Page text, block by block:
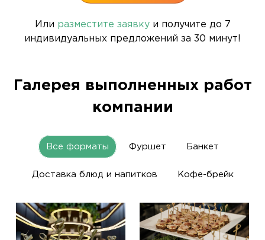
Или разместите заявкуи получите до 7
индивидуальных предложений за 30 минут!
Галерея выполненных работ
компании
Все форматы Фуршет Банкет
Доставка блюд и напитков Кофе-брейк